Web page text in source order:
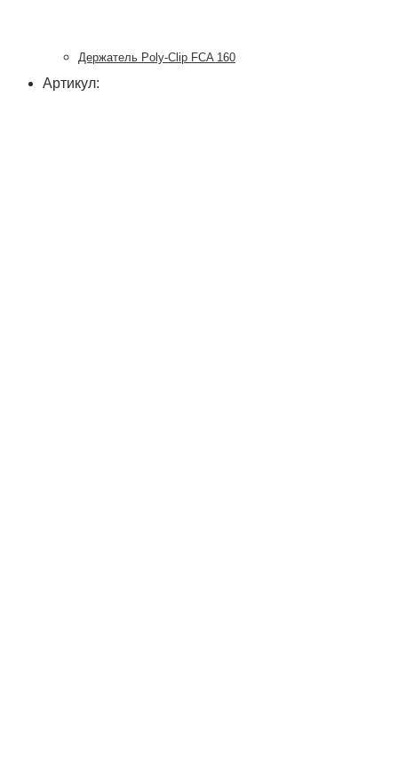
Держатель Poly-Clip FCA 160
Артикул: